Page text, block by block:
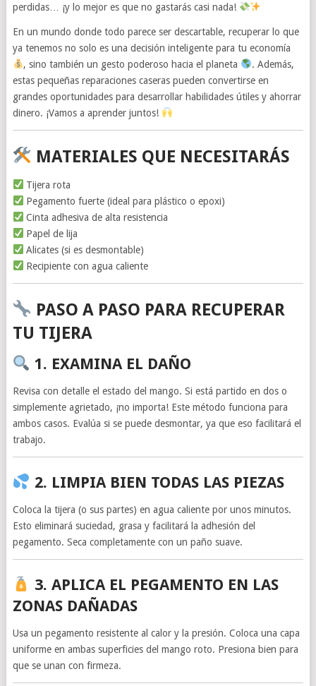
perdidas… ¡y lo mejor es que no gastarás casi nada!
En un mundo donde todo parece ser descartable, recuperar lo que
ya tenemos no solo es una decisión inteligente para tu economía
, sino también un gesto poderoso hacia el planeta
. Además,
estas pequeñas reparaciones caseras pueden convertirse en
grandes oportunidades para desarrollar habilidades útiles y ahorrar
dinero. ¡Vamos a aprender juntos!
MATERIALES QUE NECESITARÁS
Tijera rota
Pegamento fuerte (ideal para plástico o epoxi)
Cinta adhesiva de alta resistencia
Papel de lija
Alicates (si es desmontable)
Recipiente con agua caliente
PASO A PASO PARA RECUPERAR
TU TIJERA
1. EXAMINA EL DAÑO
Revisa con detalle el estado del mango. Si está partido en dos o
simplemente agrietado, ¡no importa! Este método funciona para
ambos casos. Evalúa si se puede desmontar, ya que eso facilitará el
trabajo.
2. LIMPIA BIEN TODAS LAS PIEZAS
Coloca la tijera (o sus partes) en agua caliente por unos minutos.
Esto eliminará suciedad, grasa y facilitará la adhesión del
pegamento. Seca completamente con un paño suave.
3. APLICA EL PEGAMENTO EN LAS
ZONAS DAÑADAS
Usa un pegamento resistente al calor y la presión. Coloca una capa
uniforme en ambas superficies del mango roto. Presiona bien para
que se unan con firmeza.